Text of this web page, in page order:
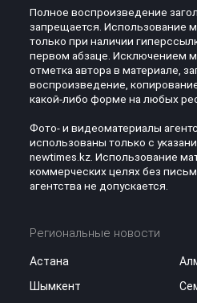
Полное воспроизведение
запрещается. Использование
только при наличии
первом абзаце. Исключением
отметка автора в материале,
воспроизведение,
какой-либо форме на любых
Фото- и видеоматериалы
использованы только с
newtimes.kz. Использование
коммерческих целях без
агентства не допускается.
Региональные новости
Астана
Шымкент